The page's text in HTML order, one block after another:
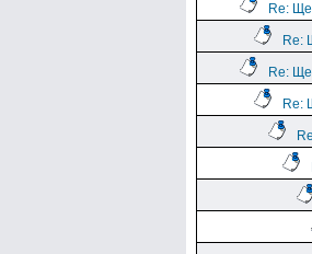
Re:
Re:
Re:
Re: